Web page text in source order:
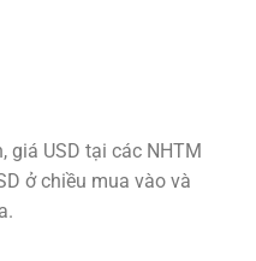
giá USD tại các NHTM
ở chiều mua vào và